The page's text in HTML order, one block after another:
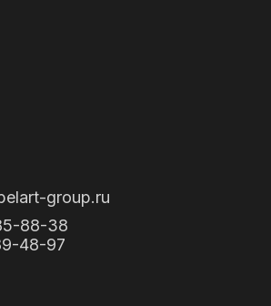
group.ru
88-38
48-97